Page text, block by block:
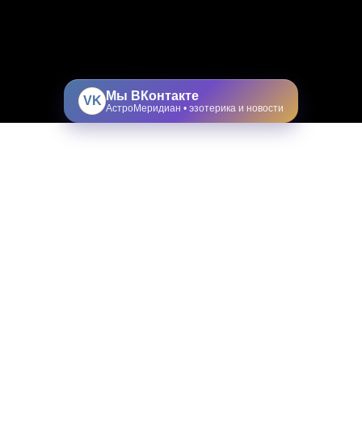
VK Мы ВКонтакте
АстроМеридиан • эзотерика и новости